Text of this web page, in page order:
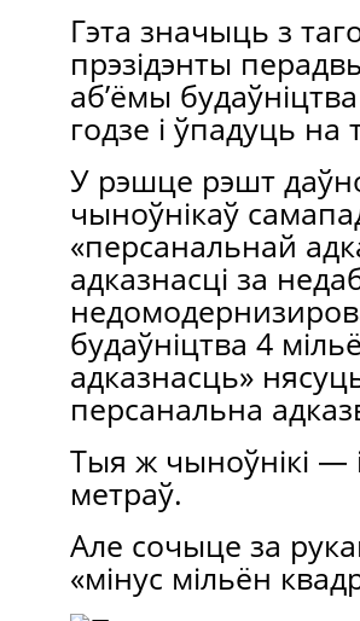
Гэта значыць з
прэзідэнты
аб’ёмы
годзе і ўпадуць на
У рэшце рэшт
чыноўнікаў
«персанальнай
адказнасці за
будаўніцтва 4
адказнасць»
персанальна
Тыя ж чыноўнікі —
метраў.
Але сочыце за
«мінус мільён